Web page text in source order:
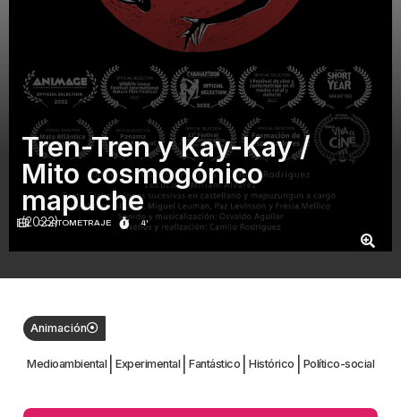
CORTOMETRAJE 4'
Tren-Tren y Kay-Kay /
Mito cosmogónico
mapuche
(2022)
Animación
Medioambiental Experimental Fantástico Histórico Político-social